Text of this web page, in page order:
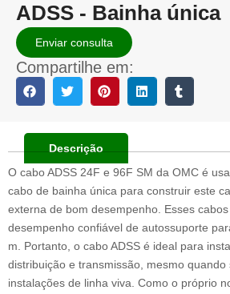
ADSS - Bainha única
Enviar consulta
Compartilhe em:
Descrição
O cabo ADSS 24F e 96F SM da OMC é
cabo de bainha única para construir este
externa de bom desempenho. Esses
desempenho confiável de autossuporte
m. Portanto, o cabo ADSS é ideal para
distribuição e transmissão, mesmo quando
instalações de linha viva. Como o próprio